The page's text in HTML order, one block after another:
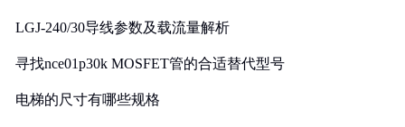
LGJ-240/30导线参数及载流量解析
寻找nce01p30k MOSFET管的合适替代型号
电梯的尺寸有哪些规格